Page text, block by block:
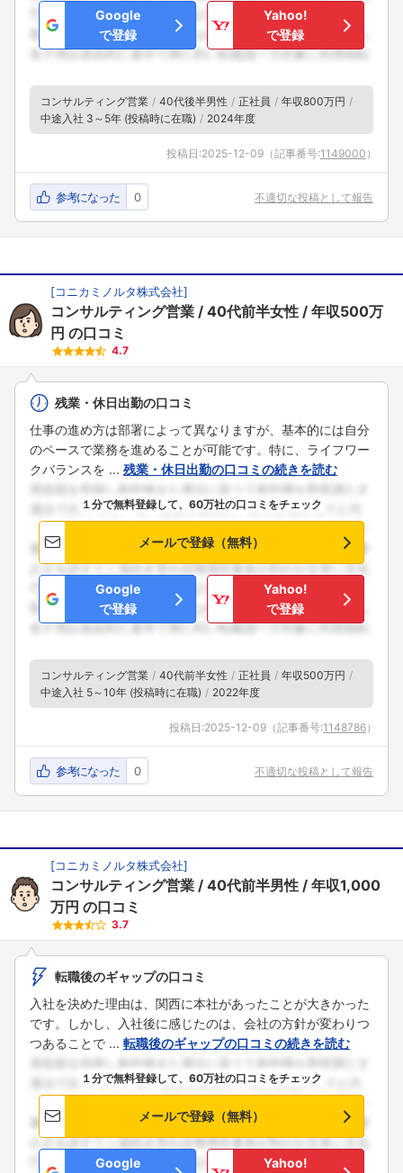
Google
で登録
Yahoo!
で登録
コンサルティング営業 40代後半男性 正社員
年収800万円
中途入社 3～5年 (投稿時に在職)
2024年度
投稿日:2025-12-09 （記事番号:1149000 ）
参考になった 0 不適切な投稿として報告
[コニカミノルタ株式会社]
コンサルティング営業 40代前半女性
年収500万
円 の口コミ
4.7
残業・休日出勤の口コミ
仕事の進め方は部署によって異なりますが、基本的には自分
のペースで業務を進めることが可能です。特に、ライフワー
クバランスを ... 残業・休日出勤の口コミの続きを読む
１分で無料登録して、60万社の口コミをチェック
メールで登録（無料）
Google
で登録
Yahoo!
で登録
コンサルティング営業 40代前半女性 正社員
年収500万円
中途入社 5～10年 (投稿時に在職)
2022年度
投稿日:2025-12-09 （記事番号:1148786）
参考になった 0 不適切な投稿として報告
[コニカミノルタ株式会社]
コンサルティング営業 40代前半男性
年収1,000
万円 の口コミ
3.7
転職後のギャップの口コミ
入社を決めた理由は、関西に本社があったことが大きかった
です。しかし、入社後に感じたのは、会社の方針が変わりつ
つあることで ... 転職後のギャップの口コミの続きを読む
１分で無料登録して、60万社の口コミをチェック
メールで登録（無料）
Google
Yahoo!